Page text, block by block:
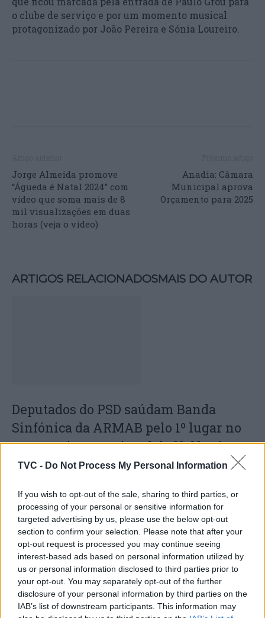
TVC - Do Not Process My Personal Information
If you wish to opt-out of the sale, sharing to third parties, or
processing of your personal or sensitive information for
targeted advertising by us, please use the below opt-out
section to confirm your selection. Please note that after your
opt-out request is processed you may continue seeing
interest-based ads based on personal information utilized by
us or personal information disclosed to third parties prior to
your opt-out. You may separately opt-out of the further
disclosure of your personal information by third parties on the
IAB’s list of downstream participants. This information may
o clube de serviço e por um momento musical
protagonizado por João Pereira e Sónia Loureiro.
Jorge Almeida promove
“Águeda é Natal 2024” com
vídeo que soma mais de 8
mil visualizações em duas
horas (veja o vídeo)
Anadia: Câmara
Municipal aprova
Orçamento para 2025
ARTIGOS RELACIONADOSMAIS DO AUTOR
Deputados do PSD saúdam Banda
Sinfónica da ARMAB pelo 1º lugar no
certame internacional de Valência
Capacita Jovem de Poiares aproxima
jovens ao mundo do trabalho